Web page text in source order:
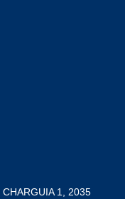
CHARGUIA 1, 2035